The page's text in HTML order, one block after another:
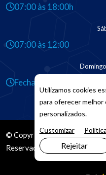
07:00 às 18:00h
07:00 às 12:00
Fechado
© Copyright 2026. DIVIA
Reservados
Utilizamos cookies
para oferecer
personalizados.
Customizar
Rejeitar